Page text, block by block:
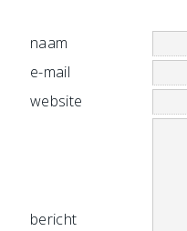
naam
e-mail
website
bericht